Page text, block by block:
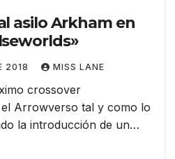
asilo Arkham en
2018 MISS LANE
crossover
el Arrowverso tal y como lo
la introducción de un…